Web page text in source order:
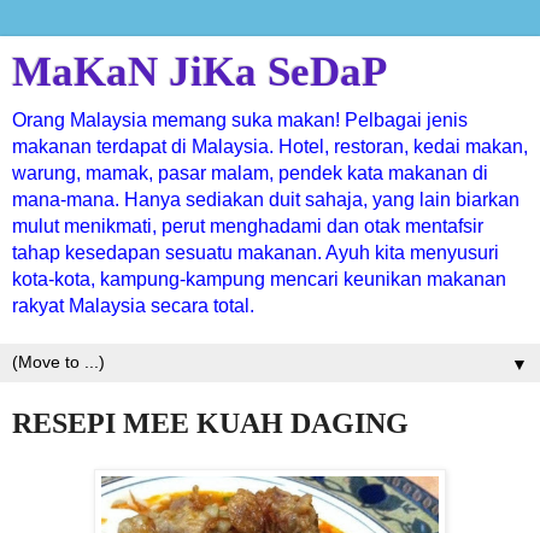
MaKaN JiKa SeDaP
Orang Malaysia memang suka makan! Pelbagai jenis
makanan terdapat di Malaysia. Hotel, restoran, kedai makan,
warung, mamak, pasar malam, pendek kata makanan di
mana-mana. Hanya sediakan duit sahaja, yang lain biarkan
mulut menikmati, perut menghadami dan otak mentafsir
tahap kesedapan sesuatu makanan. Ayuh kita menyusuri
kota-kota, kampung-kampung mencari keunikan makanan
rakyat Malaysia secara total.
▼
RESEPI MEE KUAH DAGING